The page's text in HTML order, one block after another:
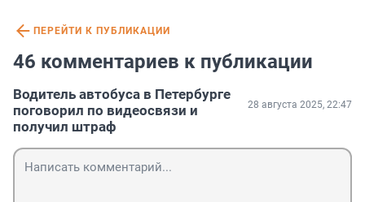
ПЕРЕЙТИ К ПУБЛИКАЦИИ
46 комментариев к публикации
Водитель автобуса в Петербурге
поговорил по видеосвязи и
получил штраф
28 августа 2025, 22:47